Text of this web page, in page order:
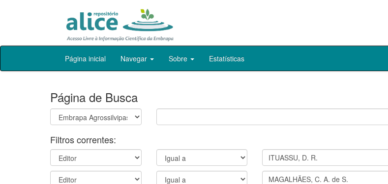
Skip
Página inicial Navegar Sobre Estatísticas
Página de Busca
Filtros correntes: